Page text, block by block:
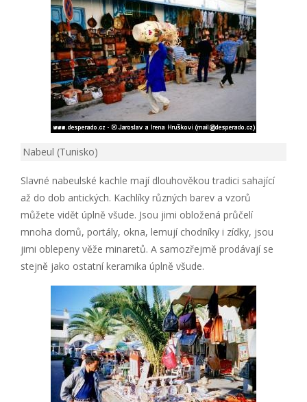
Nabeul (Tunisko)
Slavné nabeulské kachle mají dlouhověkou tradici sahající
až do dob antických. Kachlíky různých barev a vzorů
můžete vidět úplně všude. Jsou jimi obložená průčelí
mnoha domů, portály, okna, lemují chodníky i zídky, jsou
jimi oblepeny věže minaretů. A samozřejmě prodávají se
stejně jako ostatní keramika úplně všude.